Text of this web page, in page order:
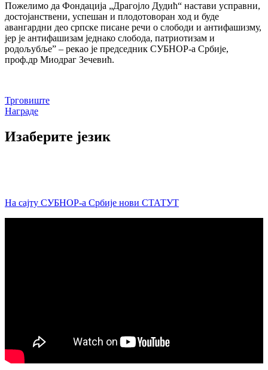
Пожелимо да Фондација „Драгојло Дудић“ настави усправни,
достојанствени, успешан и плодотоворан ход и буде
авангардни део српске писане речи о слободи и антифашизму,
јер је антифашизам једнако слобода, патриотизам и
родољубље” – рекао је председник СУБНОР-а Србије,
проф.др Миодраг Зечевић.
Кретање
чланка
Трговиште
Награде
Изаберите језик
На сајту СУБНОР-а Србије нови СТАТУТ